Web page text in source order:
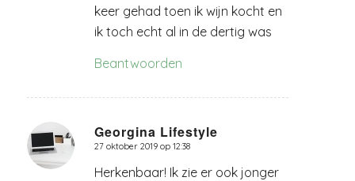
keer gehad toen ik wijn kocht en
ik toch echt al in de dertig was
Beantwoorden
Georgina Lifestyle
zegt:
27 oktober 2019 op 12:38
Herkenbaar! Ik zie er ook jonger